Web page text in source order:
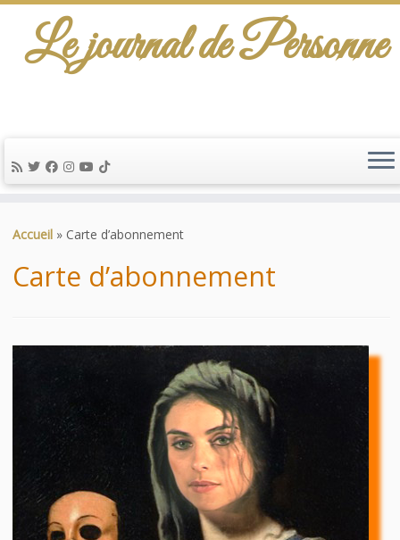
au
Le journal de Personne
Accueil » Carte d’abonnement
Carte d’abonnement